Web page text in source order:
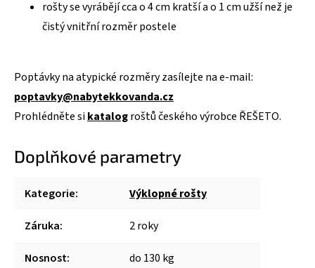
rošty se vyrábějí cca o 4 cm kratší a o 1 cm užší než je
čistý vnitřní rozměr postele
Poptávky na atypické rozměry zasílejte na e-mail:
poptavky@nabytekkovanda.cz
Prohlédněte sikatalogroštů českého výrobce ŘEŠETO.
Doplňkové parametry
Kategorie: Výklopné rošty
Záruka: 2 roky
Nosnost: do 130 kg